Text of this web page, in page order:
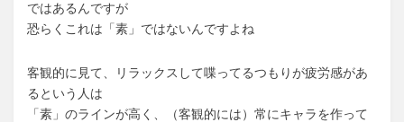
ではあるんですが
恐らくこれは「素」ではないんですよね
客観的に見て、リラックスして喋ってるつもりが疲労感があ
るという人は
「素」のラインが高く、（客観的には）常にキャラを作って